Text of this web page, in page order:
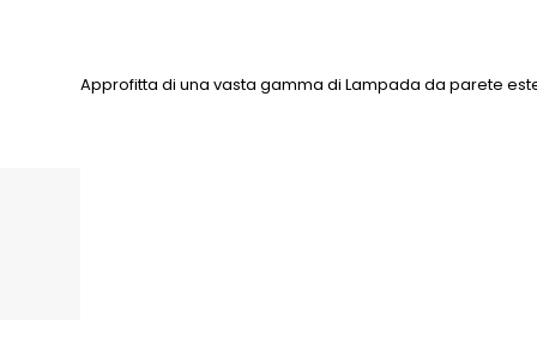
Approfitta di una vasta gamma di Lampada da parete